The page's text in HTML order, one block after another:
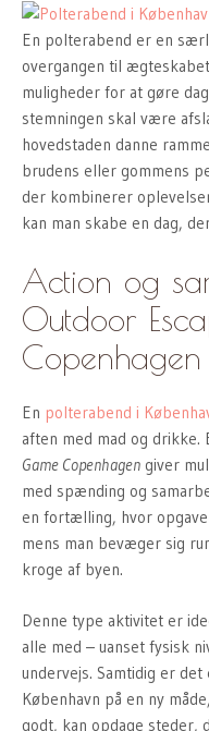
En polterabend er en
overgangen til
muligheder for at gøre
stemningen skal være
hovedstaden danne
brudens eller gommens
der kombinerer
kan man skabe en dag,
Action og
Outdoor
Copenhagen
En polterabend i
aften med mad og drikke.
Game Copenhagen giver
med spænding og
en fortælling, hvor
mens man bevæger sig
kroge af byen.
Denne type aktivitet er
alle med – uanset fysisk
undervejs. Samtidig er
København på en ny
godt, kan opdage steder,